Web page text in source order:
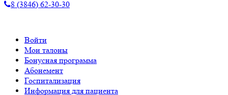
8 (3846) 62-30-30
Войти
Мои талоны
Бонусная программа
Абонемент
Госпитализация
Информация для пациента